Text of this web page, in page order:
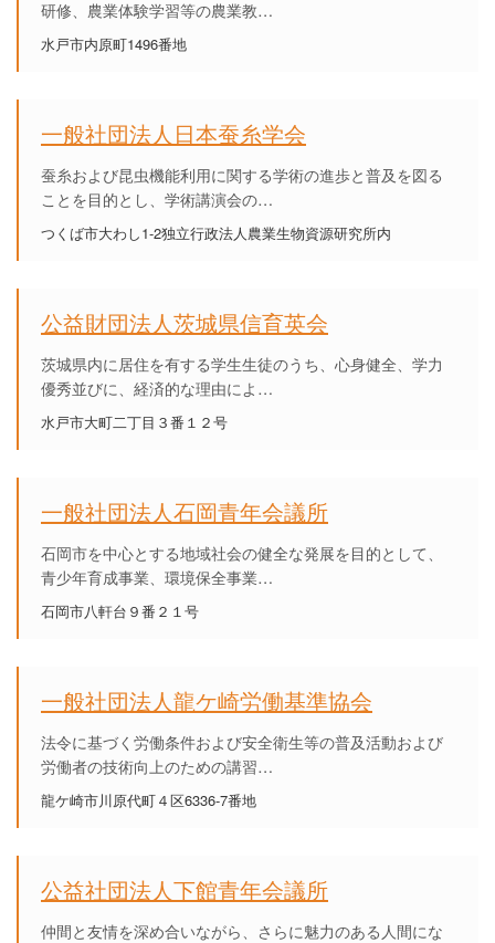
研修、農業体験学習等の農業教…
水戸市内原町1496番地
一般社団法人日本蚕糸学会
蚕糸および昆虫機能利用に関する学術の進歩と普及を図る
ことを目的とし、学術講演会の…
つくば市大わし1-2独立行政法人農業生物資源研究所内
公益財団法人茨城県信育英会
茨城県内に居住を有する学生生徒のうち、心身健全、学力
優秀並びに、経済的な理由によ…
水戸市大町二丁目３番１２号
一般社団法人石岡青年会議所
石岡市を中心とする地域社会の健全な発展を目的として、
青少年育成事業、環境保全事業…
石岡市八軒台９番２１号
一般社団法人龍ケ崎労働基準協会
法令に基づく労働条件および安全衛生等の普及活動および
労働者の技術向上のための講習…
龍ケ崎市川原代町４区6336-7番地
公益社団法人下館青年会議所
仲間と友情を深め合いながら、さらに魅力のある人間にな